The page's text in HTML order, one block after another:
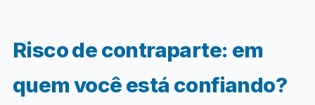
Risco de contraparte: em
quem você está confiando?